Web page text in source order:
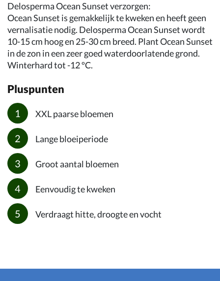
Delosperma Ocean Sunset verzorgen:
Ocean Sunset is gemakkelijk te kweken en heeft geen
vernalisatie nodig. Delosperma Ocean Sunset wordt
10-15 cm hoog en 25-30 cm breed. Plant Ocean Sunset
in de zon in een zeer goed waterdoorlatende grond.
Winterhard tot -12 ºC.
Pluspunten
XXL paarse bloemen
Lange bloeiperiode
Groot aantal bloemen
Eenvoudig te kweken
Verdraagt hitte, droogte en vocht